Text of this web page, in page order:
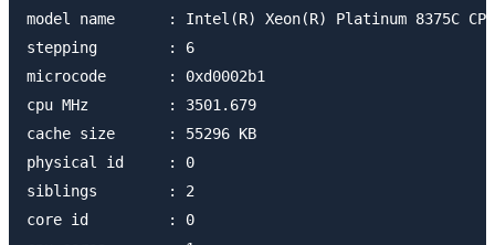
model name      : Intel(R) Xeon(R) Platinum 8375C CPU
stepping        : 6
microcode       : 0xd0002b1
cpu MHz         : 3501.679
cache size      : 55296 KB
physical id     : 0
siblings        : 2
core id         : 0